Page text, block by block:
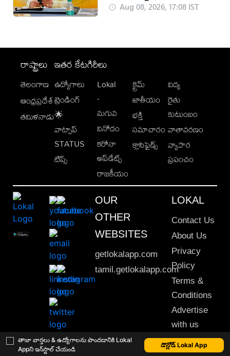
తాజా వార్తలు & ఉద్యోగాలను పొందడానికి Lokal
Appని ఇన్‌స్టాల్ చేయండి
డౌన్లోడ్ Lokal App
Aug 08, 2026, 17:08 IST
రాష్ట్రాలు
తెలంగాణ
ఆంధ్రప్రదేశ్
తమిళనాడు
ఇతర కేటగిరీలు
ఉద్యోగాలు
ట్రెండింగ్
🌟
వాట్సాప్
STATUS
టిప్స్
Lokal
-
మగువ
వినోదం
కరోనా
అప్‌డేట్స్
రాజకీయం
క్రైమ్
జాతీయం
భక్తి
సమాచారం
క్లాసిఫైడ్స్
విద్య
రైతు
కుటుంబం
వాతావరణం
వ్యాపార
ప్రపంచం
OUR
OTHER
WEBSITES
getlokalapp.com
tamil.getlokalapp.com
LOKAL
Contact Us
About Us
Privacy
Policy
Terms &
Conditions
Advertise
with us
Sitemap
This material may not be published, transmitted, rewritten or redistributed. © 2020 Lokal App. All rights reserved.